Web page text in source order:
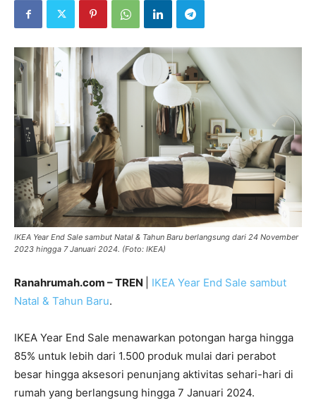
IKEA Year End Sale sambut Natal & Tahun Baru berlangsung dari 24 November
2023 hingga 7 Januari 2024. (Foto: IKEA)
Ranahrumah.com – TREN IKEA Year End Sale sambut
Natal & Tahun Baru.
IKEA Year End Sale menawarkan potongan harga hingga
85% untuk lebih dari 1.500 produk mulai dari perabot
besar hingga aksesori penunjang aktivitas sehari-hari di
rumah yang berlangsung hingga 7 Januari 2024.